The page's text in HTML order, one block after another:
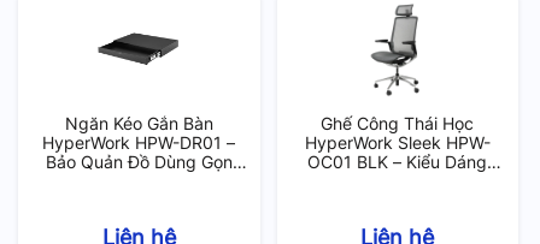
Ngăn Kéo Gắn Bàn
HyperWork HPW-DR01 –
Bảo Quản Đồ Dùng Gọn
Liên hệ
Ghế Công Thái Học
HyperWork Sleek HPW-
OC01 BLK – Kiểu Dáng
Liên hệ